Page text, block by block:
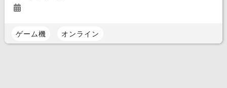
ゲーム機 オンライン